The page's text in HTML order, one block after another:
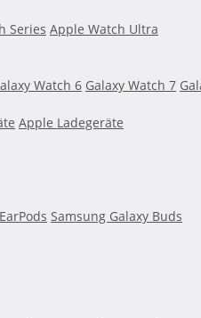
Series Apple Watch Ultra
Watch 6 Galaxy Watch 7
Apple Ladegeräte
Samsung Galaxy Buds